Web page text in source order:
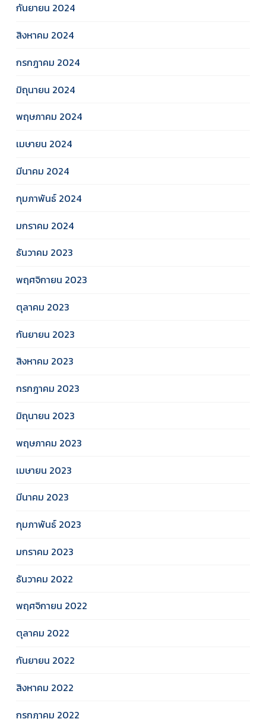
กันยายน 2024
สิงหาคม 2024
กรกฎาคม 2024
มิถุนายน 2024
พฤษภาคม 2024
เมษายน 2024
มีนาคม 2024
กุมภาพันธ์ 2024
มกราคม 2024
ธันวาคม 2023
พฤศจิกายน 2023
ตุลาคม 2023
กันยายน 2023
สิงหาคม 2023
กรกฎาคม 2023
มิถุนายน 2023
พฤษภาคม 2023
เมษายน 2023
มีนาคม 2023
กุมภาพันธ์ 2023
มกราคม 2023
ธันวาคม 2022
พฤศจิกายน 2022
ตุลาคม 2022
กันยายน 2022
สิงหาคม 2022
กรกฎาคม 2022